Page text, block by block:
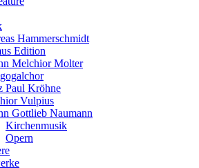
Hammerschmidt
Edition
Melchior Molter
Paul Kröhne
Vulpius
Gottlieb Naumann
Kirchenmusik
Opern